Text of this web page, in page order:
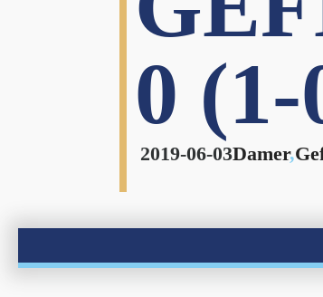
0 (1-
2019-06-03Damer,